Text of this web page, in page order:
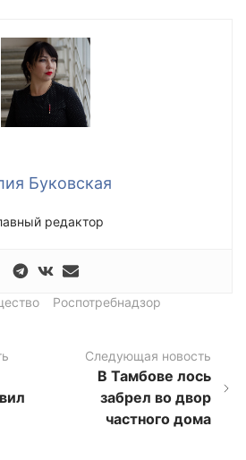
Буковская
редактор
Роспотребнадзор
Следующая новость
В Тамбове лось
забрел во двор
частного дома